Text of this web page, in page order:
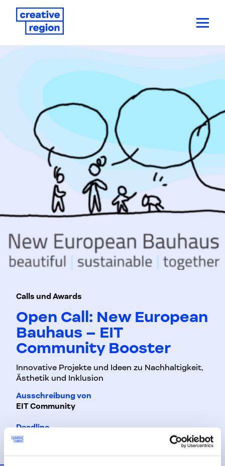
Calls und Awards
Open Call: New European
Bauhaus – EIT
Community Booster
Innovative Projekte und Ideen zu Nachhaltigkeit,
Ästhetik und Inklusion
Ausschreibung von
EIT Community
Deadline
17. Dezember 2021